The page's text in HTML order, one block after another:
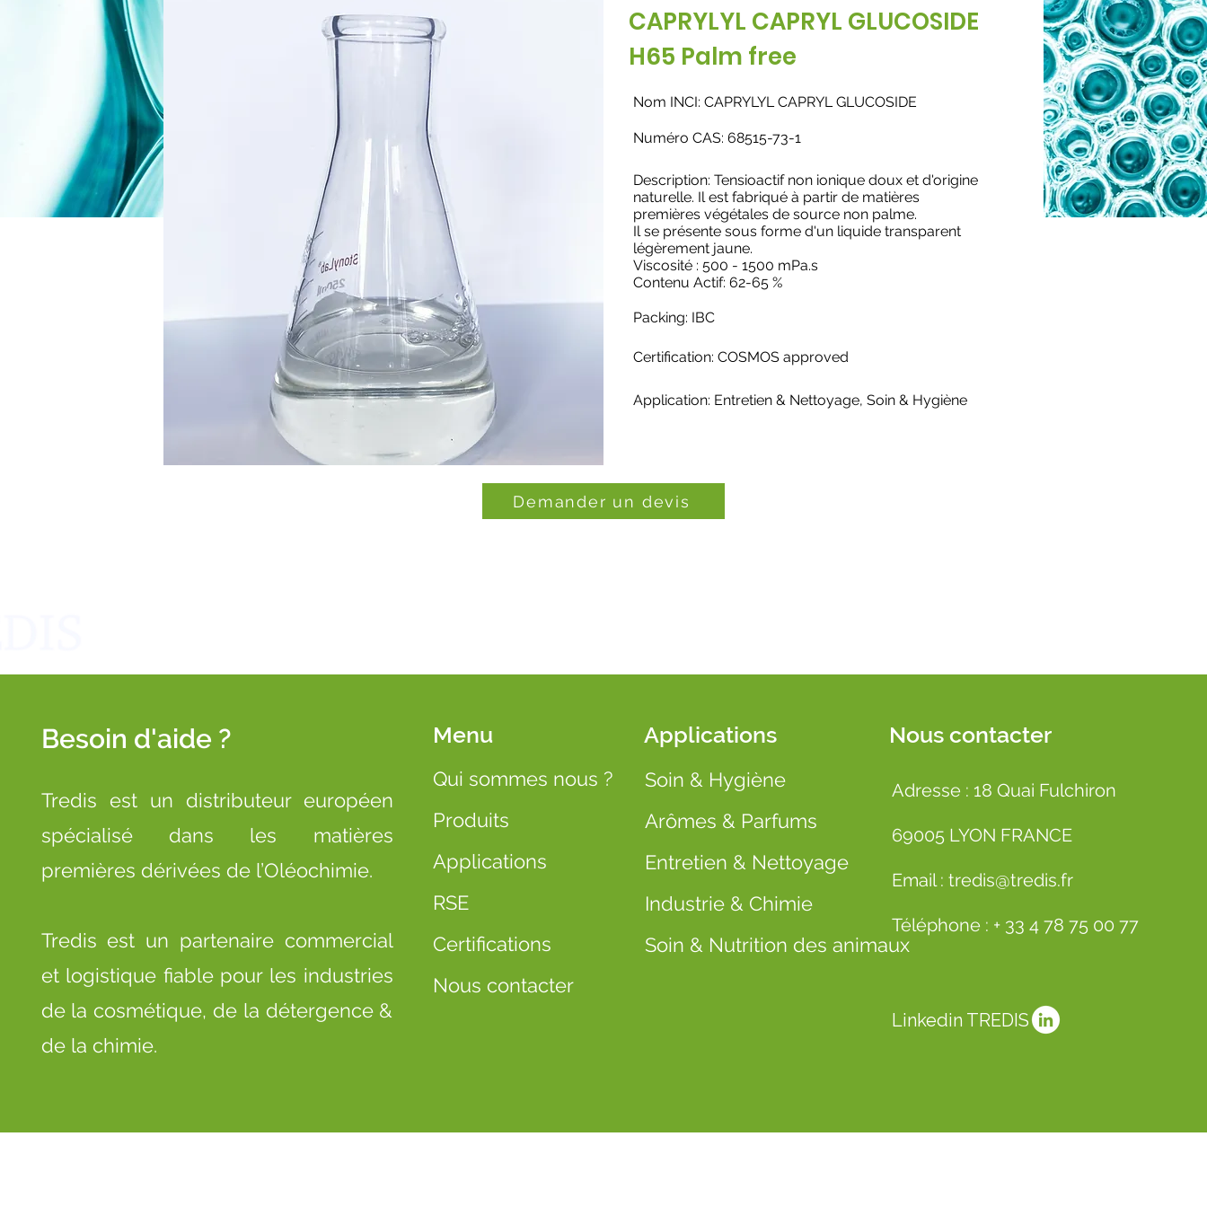
CAPRYLYL CAPRYL GLUCOSIDE
H65 Palm free
Nom INCI: CAPRYLYL CAPRYL GLUCOSIDE
Numéro CAS: 68515-73-1
Description: Tensioactif non ionique doux et d'origine
naturelle. Il est fabriqué à partir de matières
premières végétales de source non palme.
Il se présente sous forme d'un liquide transparent
légèrement jaune.
Viscosité : 500 - 1500 mPa.s
Contenu Actif: 62-65 %
Packing: IBC
Certification: COSMOS approved
Application: Entretien & Nettoyage, Soin & Hygiène
Demander un devis
Besoin d'aide ?
Tredis est un distributeur européen
spécialisé dans les matières
premières dérivées de l’Oléochimie.
Tredis est un partenaire commercial
et logistique fiable pour les industries
de la cosmétique, de la détergence &
de la chimie.
Menu
Qui sommes nous ?
Produits
Applications
RSE
Certifications
Nous contacter
Applications
Soin & Hygiène
Arômes & Parfums
Entretien & Nettoyage
Industrie & Chimie
Soin & Nutrition des animaux
Nous contacter
Linkedin TREDIS
Adresse : 18 Quai Fulchiron
69005 LYON FRANCE
Email : tredis@tredis.fr
Téléphone : + 33 4 78 75 00 77